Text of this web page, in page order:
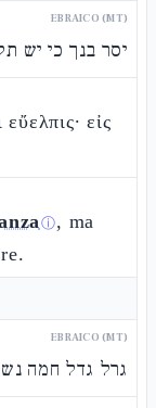
EBRAICO (MT)
יסר בנך כי יש
εἰς
ⓘ, ma
EBRAICO (MT)
גרל גדל חמה